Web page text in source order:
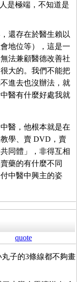
是極端，不知道是
還存在於醫生賴以
地位等），這是一
法兼顧醫德改善社
大的。我們不能把
進去也沒辦法，就
醫有什麼好處我就
醫，他根本就是在
學、賣 DVD，賣
同體」，非得互相
藥的有什麼不同
中醫中興主的姿
quote
子的3條線都不夠畫